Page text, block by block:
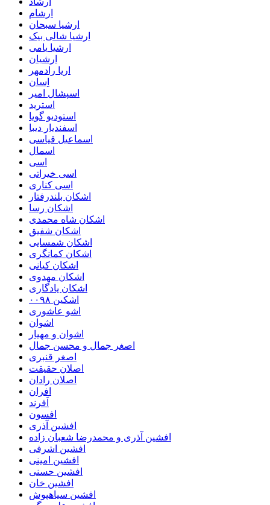
ارشام
ارشیا سبحان
ارشیا شالی بیک
ارشیا یامی
ارشیان
اریا رادمهر
اِسان
اسپشال امیر
استرید
استودیو گویا
اسفندیار دیبا
اسماعیل قیاسی
اسمال
اسی
اسی خیراتی
اسی کناری
اشکان بلندرفتار
اشکان رسا
اشکان شاه محمدی
اشکان شفیق
اشکان شمسایی
اشکان‌ کمانگری
اشکان کیانی
اشکان مهدوی
اشکان یادگاری
اشکین ۰۰۹۸
اشو عاشوری
اشوان
اشوان و مهیار
اصغر جمال و محسن جمال
اصغر قنبری
اصلان حقیقت
اصلان رادان
افران
اَفرند
افسون
افشین آذری
افشین آذری و محمدرضا شعبان زاده
افشین اشرفی
افشین امینی
افشین حسنی
افشین خان
افشین سیاهپوش